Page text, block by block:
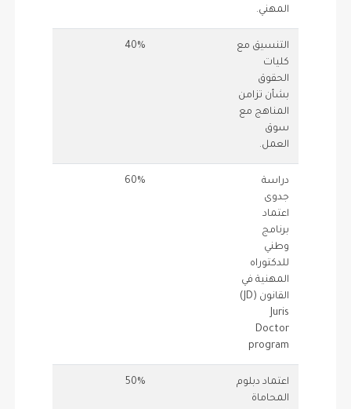
المهني.
التنسيق مع
كليات
الحقوق
بشأن تزامن
المناهج مع
سوق
العمل.
40%
دراسة
جدوى
اعتماد
برنامج
وطني
للدكتوراه
المهنية في
القانون (JD)
Juris
Doctor
program
60%
اعتماد دبلوم
المحاماة
50%